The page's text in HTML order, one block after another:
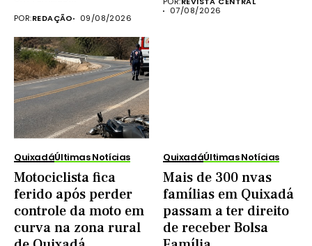
POR:REDAÇÃO 09/08/2026
07/08/2026
QuixadáÚltimas Notícias
Motociclista fica
ferido após perder
controle da moto em
curva na zona rural
QuixadáÚltimas Notícias
Mais de 300 nvas
famílias em Quixadá
passam a ter direito
de receber Bolsa